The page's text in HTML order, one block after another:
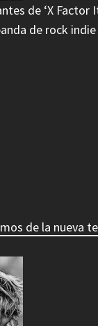
de ‘X Factor
de rock
de la nueva